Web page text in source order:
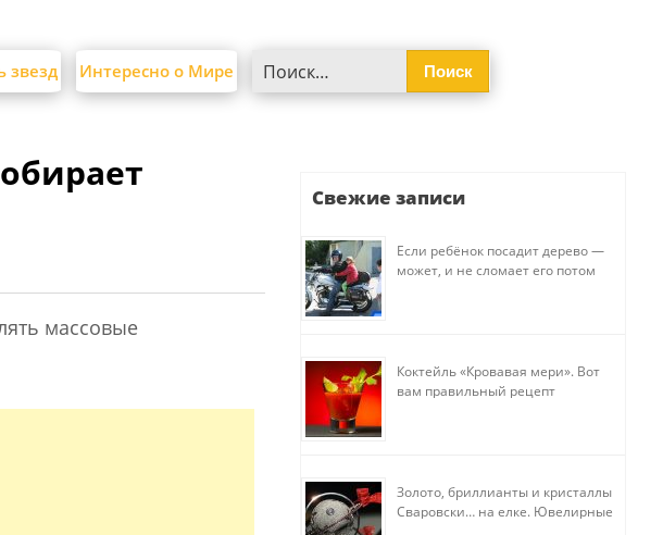
звезд Интересно о Мире
массовые
Свежие записи
Если ребёнок посадит дерево —
может, и не сломает его потом
Коктейль «Кровавая мери». Вот
вам правильный рецепт
Золото, бриллианты и кристаллы
Сваровски… на елке. Ювелирные